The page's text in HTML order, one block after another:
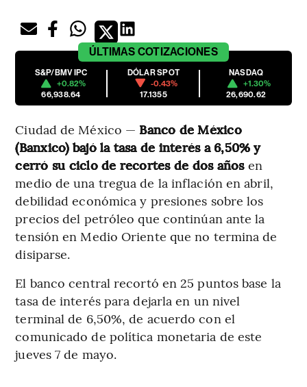
ÚLTIMAS COTIZACIONES
S&P/BMV IPC
+0.82%
66,938.64
DÓLAR SPOT
-0.43%
17.1355
NASDAQ
+1.30%
26,690.62
Ciudad de México — Banco de México
(Banxico) bajó la tasa de interés a 6,50% y
cerró su ciclo de recortes de dos años en
medio de una tregua de la inflación en abril,
debilidad económica y presiones sobre los
precios del petróleo que continúan ante la
tensión en Medio Oriente que no termina de
disiparse.
El banco central recortó en 25 puntos base la
tasa de interés para dejarla en un nivel
terminal de 6,50%, de acuerdo con el
comunicado de política monetaria de este
jueves 7 de mayo.